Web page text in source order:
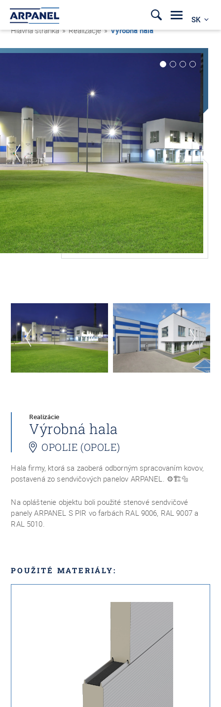
SK
Hlavná stránka » Realizacje »Výrobná hala
Realizácie
Výrobná hala
OPOLIE (OPOLE)
Hala firmy, ktorá sa zaoberá odborným spracovaním kovov,
postavená zo sendvičových panelov ARPANEL. ⚙️🏗🔩
Na opláštenie objektu boli použité stenové sendvičové
panely ARPANEL S PIR vo farbách RAL 9006, RAL 9007 a
RAL 5010.
POUŽITÉ MATERIÁLY: